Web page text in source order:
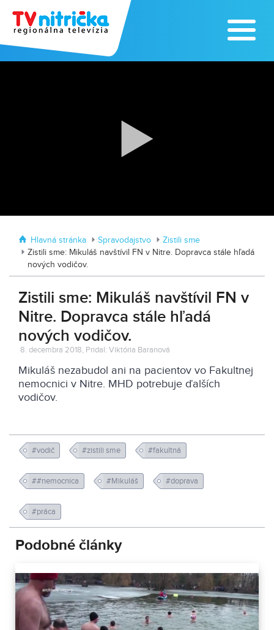
Traktormánia 2025 s pozvánkou
Hlavná stránka Spravodajstvo
Zistili sme
Zistili sme: Mikuláš navštívil FN v Nitre. Dopravca stále hľadá
nových vodičov.
Zistili sme: Mikuláš navštívil FN v
Nitre. Dopravca stále hľadá
nových vodičov.
8. decembra 2018, Pridal: Viktória Baranová
Mikuláš nezabudol ani na pacientov vo Fakultnej
nemocnici v Nitre. MHD potrebuje ďalších
vodičov.
#vodič #zistili sme #fakultná
##nemocnica #Mikuláš #doprava
#práca
Podobné články